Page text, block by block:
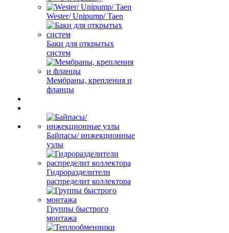
Wester/ Unipump/ Taen
Баки для открытых
систем
Мембраны, крепления и
фланцы
Байпасы/ инжекционные
узлы
Гидроразделители
распределит коллектора
Группы быстрого
монтажа